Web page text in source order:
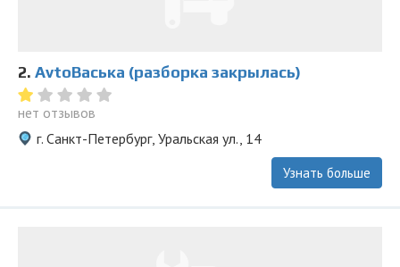
2. AvtoВаська (разборка закрылась)
нет отзывов
г. Санкт-Петербург, Уральская ул., 14
Узнать больше